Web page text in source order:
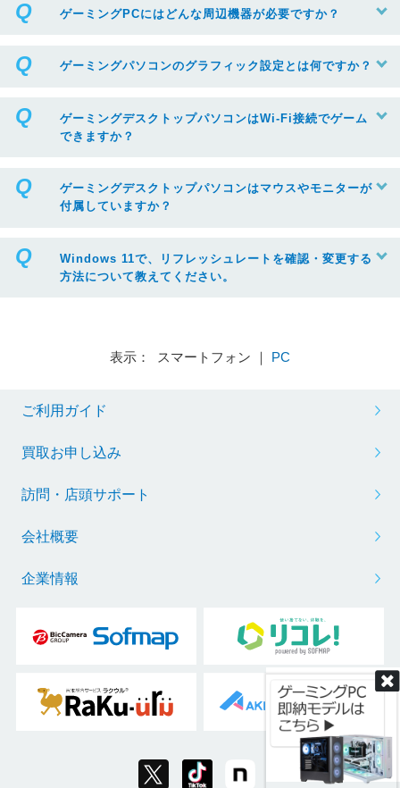
ゲーミングPCにはどんな周辺機器が必要ですか？
ゲーミングパソコンのグラフィック設定とは何ですか？
ゲーミングデスクトップパソコンはWi-Fi接続でゲーム
できますか？
ゲーミングデスクトップパソコンはマウスやモニターが
付属していますか？
Windows 11で、リフレッシュレートを確認・変更する
方法について教えてください。
※リフレッシュレートを変更する場合は、ボックスから任意の項目をクリック
表示： スマートフォン ｜ PC
ご利用ガイド
買取お申し込み
訪問・店頭サポート
会社概要
企業情報